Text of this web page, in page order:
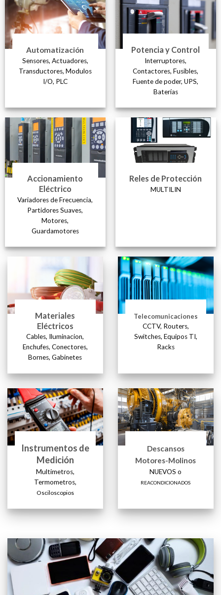
Automatización
Sensores, Actuadores,
Transductores, Modulos
I/O, PLC
Potencia y Control
Interruptores,
Contactores, Fusibles,
Fuente de poder, UPS,
Baterías
Accionamiento
Eléctrico
Variadores de Frecuencia,
Partidores Suaves,
Motores,
Guardamotores
Reles de Protección
MULTILIN
Materiales
Eléctricos
Cables, Iluminacion,
Enchufes, Conectores,
Bornes, Gabinetes
Telecomunicaciones
CCTV, Routers,
Switches, Equipos TI,
Racks
Instrumentos de
Medición
Multimetros,
Termometros,
Osciloscopios
Descansos
Motores-Molinos
NUEVOS o
REACONDICIONADOS